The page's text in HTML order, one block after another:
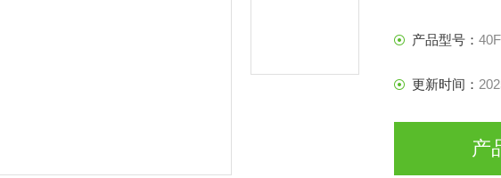
产品型号：
更新时间：
产